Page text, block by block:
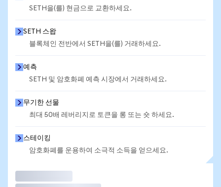
SETH을(를) 현금으로 교환하세요.
SETH 스왑
블록체인 전반에서 SETH을(를) 거래하세요.
예측
SETH 및 암호화폐 예측 시장에서 거래하세요.
무기한 선물
최대 50배 레버리지로 토큰을 롱 또는 숏 하세요.
스테이킹
암호화폐를 운용하여 소극적 소득을 얻으세요.